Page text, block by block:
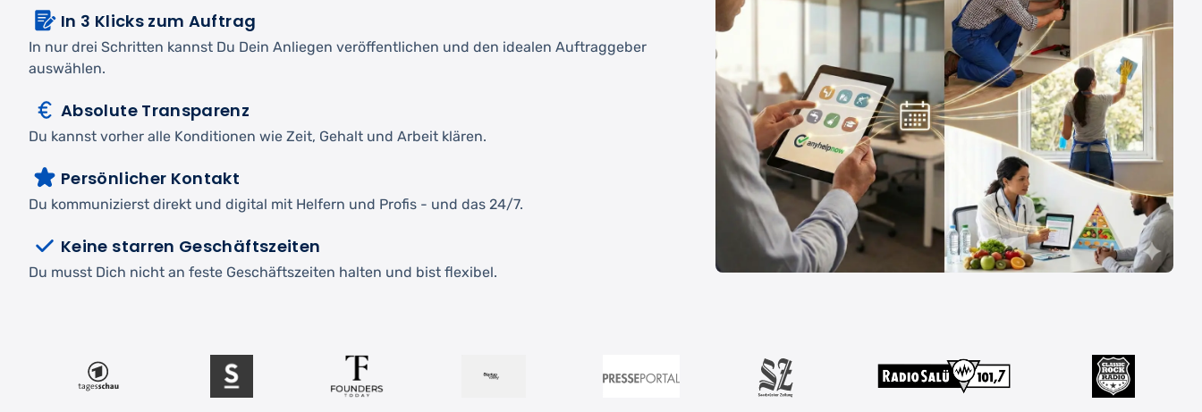
In 3 Klicks zum Auftrag
In nur drei Schritten kannst Du Dein Anliegen veröffentlichen und den idealen Auftraggeber
auswählen.
Absolute Transparenz
Du kannst vorher alle Konditionen wie Zeit, Gehalt und Arbeit klären.
Persönlicher Kontakt
Du kommunizierst direkt und digital mit Helfern und Profis - und das 24/7.
Keine starren Geschäftszeiten
Du musst Dich nicht an feste Geschäftszeiten halten und bist flexibel.